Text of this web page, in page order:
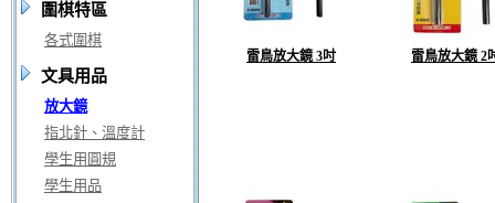
圍棋特區
各式圍棋
文具用品
放大鏡
指北針、溫度計
學生用圓規
學生用品
雷鳥放大鏡 3吋 雷鳥放大鏡 2